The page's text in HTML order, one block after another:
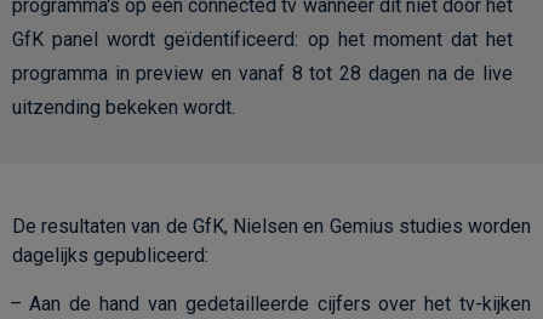
programma's op een connected tv wanneer dit niet door het
GfK panel wordt geïdentificeerd: op het moment dat het
programma in preview en vanaf 8 tot 28 dagen na de live
uitzending bekeken wordt.
De resultaten van de GfK, Nielsen en Gemius studies worden
dagelijks gepubliceerd:
Aan de hand van gedetailleerde cijfers over het tv-kijken